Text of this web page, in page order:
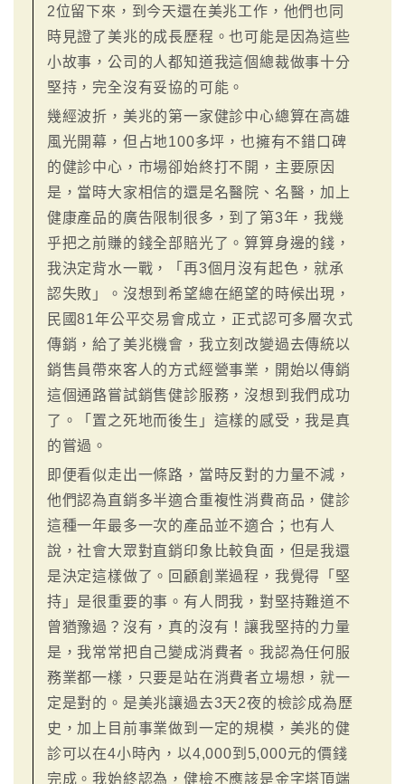
2位留下來，到今天還在美兆工作，他們也同
時見證了美兆的成長歷程。也可能是因為這些
小故事，公司的人都知道我這個總裁做事十分
堅持，完全沒有妥協的可能。
幾經波折，美兆的第一家健診中心總算在高雄
風光開幕，但占地100多坪，也擁有不錯口碑
的健診中心，市場卻始終打不開，主要原因
是，當時大家相信的還是名醫院、名醫，加上
健康產品的廣告限制很多，到了第3年，我幾
乎把之前賺的錢全部賠光了。算算身邊的錢，
我決定背水一戰，「再3個月沒有起色，就承
認失敗」。沒想到希望總在絕望的時候出現，
民國81年公平交易會成立，正式認可多層次式
傳銷，給了美兆機會，我立刻改變過去傳統以
銷售員帶來客人的方式經營事業，開始以傳銷
這個通路嘗試銷售健診服務，沒想到我們成功
了。「置之死地而後生」這樣的感受，我是真
的嘗過。
即便看似走出一條路，當時反對的力量不減，
他們認為直銷多半適合重複性消費商品，健診
這種一年最多一次的產品並不適合；也有人
說，社會大眾對直銷印象比較負面，但是我還
是決定這樣做了。回顧創業過程，我覺得「堅
持」是很重要的事。有人問我，對堅持難道不
曾猶豫過？沒有，真的沒有！讓我堅持的力量
是，我常常把自己變成消費者。我認為任何服
務業都一樣，只要是站在消費者立場想，就一
定是對的。是美兆讓過去3天2夜的檢診成為歷
史，加上目前事業做到一定的規模，美兆的健
診可以在4小時內，以4,000到5,000元的價錢
完成。我始終認為，健檢不應該是金字塔頂端